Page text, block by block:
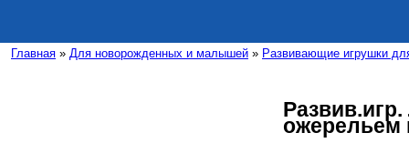
Главная » Для новорожденных и малышей » Развивающие игрушки
ожерельем